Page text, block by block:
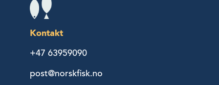
Kontakt
+47 63959090
post@norskfisk.no